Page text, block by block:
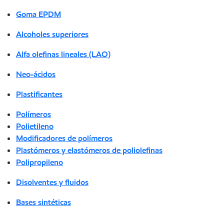
Goma EPDM
Alcoholes superiores
Alfa olefinas lineales (LAO)
Neo-ácidos
Plastificantes
Polímeros
Polietileno
Modificadores de polímeros
Plastómeros y elastómeros de poliolefinas
Polipropileno
Disolventes y fluidos
Bases sintéticas